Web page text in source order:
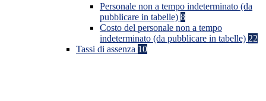
Personale non a tempo indeterminato (da
pubblicare in tabelle) 8
Costo del personale non a tempo
indeterminato (da pubblicare in tabelle) 22
Tassi di assenza 10